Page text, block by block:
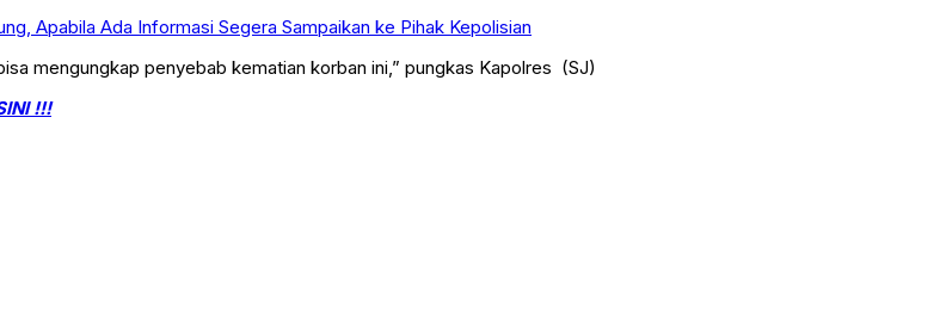
Apabila Ada Informasi Segera Sampaikan ke Pihak Kepolisian
mengungkap penyebab kematian korban ini,” pungkas Kapolres (SJ)
!!!